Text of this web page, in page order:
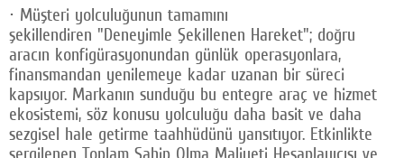
· Müşteri yolculuğunun tamamını
şekillendiren "Deneyimle Şekillenen Hareket"; doğru
aracın konfigürasyonundan günlük operasyonlara,
finansmandan yenilemeye kadar uzanan bir süreci
kapsıyor. Markanın sunduğu bu entegre araç ve hizmet
ekosistemi, söz konusu yolculuğu daha basit ve daha
sezgisel hale getirme taahhüdünü yansıtıyor. Etkinlikte
sergilenen Toplam Sahip Olma Maliyeti Hesaplayıcısı ve